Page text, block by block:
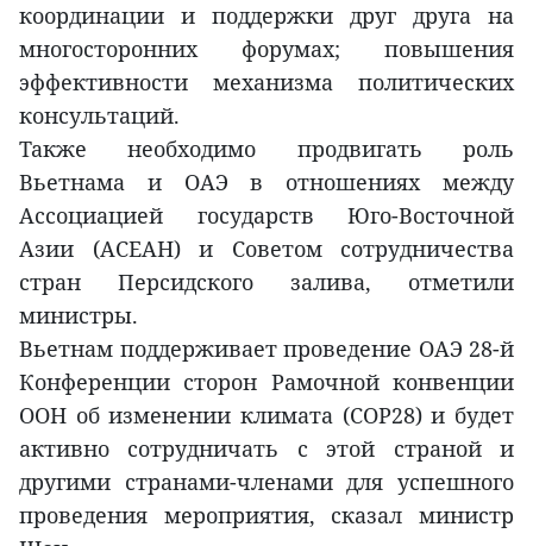
координации и поддержки друг друга на
многосторонних форумах; повышения
эффективности механизма политических
консультаций.
Также необходимо продвигать роль
Вьетнама и ОАЭ в отношениях между
Ассоциацией государств Юго-Восточной
Азии (АСЕАН) и Советом сотрудничества
стран Персидского залива, отметили
министры.
Вьетнам поддерживает проведение ОАЭ 28-й
Конференции сторон Рамочной конвенции
ООН об изменении климата (COP28) и будет
активно сотрудничать с этой страной и
другими странами-членами для успешного
проведения мероприятия, сказал министр